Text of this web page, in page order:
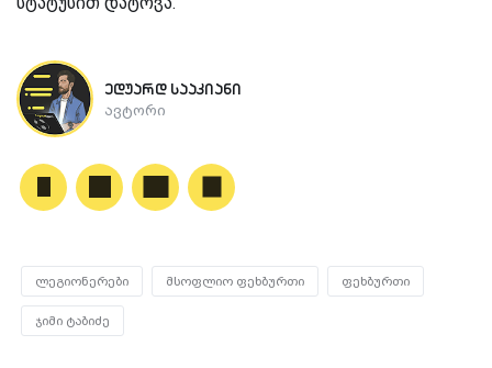
ედუარდ სააკიანი
ავტორი
ლეგიონერები მსოფლიო ფეხბურთი ფეხბურთი
ჯიმი ტაბიძე